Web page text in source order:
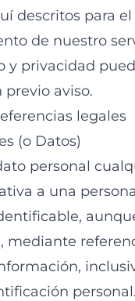
descritos para el
de nuestro
y privacidad
aviso.
legales
(o Datos)
personal
a una
mediante
personal.